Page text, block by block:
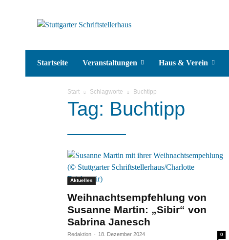
Startseite Veranstaltungen Haus & Verein
Start Schlagworte Buchtipp
Tag: Buchtipp
Aktuelles
Weihnachtsempfehlung von
Susanne Martin: „Sibir“ von
Sabrina Janesch
Redaktion - 18. Dezember 2024 0